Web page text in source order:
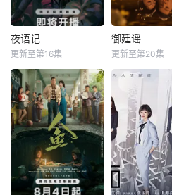
夜语记
更新至第16集
御廷谣
更新至第20集